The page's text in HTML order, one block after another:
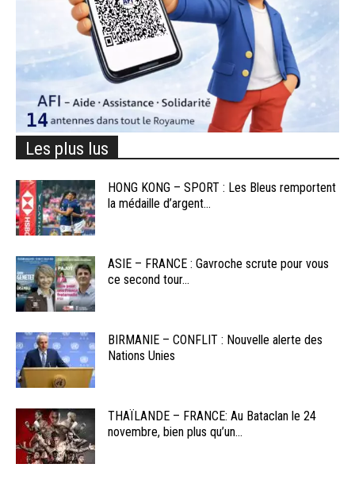
Les plus lus
HONG KONG – SPORT : Les Bleus remportent
la médaille d’argent...
ASIE – FRANCE : Gavroche scrute pour vous
ce second tour...
BIRMANIE – CONFLIT : Nouvelle alerte des
Nations Unies
THAÏLANDE – FRANCE: Au Bataclan le 24
novembre, bien plus qu’un...